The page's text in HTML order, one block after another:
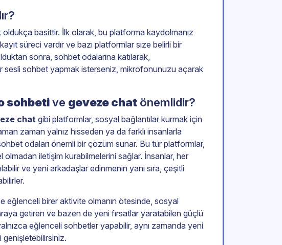
basittir. İlk olarak, bu platforma kaydolmanız
süreci vardır ve bazı platformlar size belirli bir
sonra, sohbet odalarına katılarak,
sesli sohbet yapmak isterseniz, mikrofonunuzu açarak
sohbetive geveze chat önemlidir?
chat gibi platformlar, sosyal bağlantılar kurmak için
zaman yalnız hisseden ya da farklı insanlarla
odaları önemli bir çözüm sunar. Bu tür platformlar,
olmadan iletişim kurabilmelerini sağlar. İnsanlar, her
ve yeni arkadaşlar edinmenin yanı sıra, çeşitli
eğlenceli birer aktivite olmanın ötesinde, sosyal
getiren ve bazen de yeni fırsatlar yaratabilen güçlü
eğlenceli sohbetler yapabilir, aynı zamanda yeni
genişletebilirsiniz.